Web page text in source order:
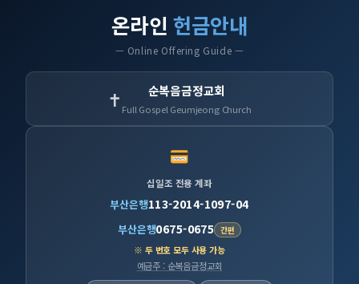
온라인 헌금안내
— Online Offering Guide —
✝ 순복음금정교회
Full Gospel Geumjeong Church
십일조 전용 계좌
부산은행113-2014-1097-04
부산은행0675-0675 간편
※ 두 번호 모두 사용 가능
예금주 : 순복음금정교회